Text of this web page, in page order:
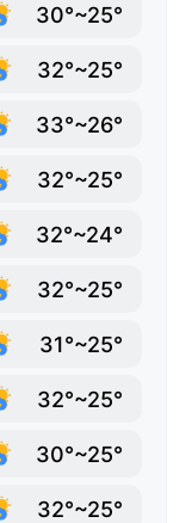
30°~25°
32°~25°
33°~26°
32°~25°
32°~24°
32°~25°
31°~25°
32°~25°
30°~25°
32°~25°